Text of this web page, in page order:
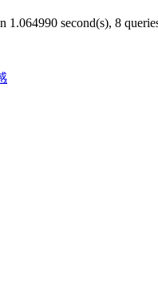
1.064990 second(s), 8